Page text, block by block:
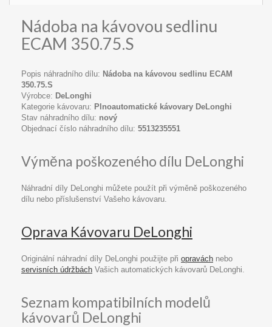
Nádoba na kávovou sedlinu
ECAM 350.75.S
Popis náhradního dílu: Nádoba na kávovou sedlinu ECAM
350.75.S
Výrobce: DeLonghi
Kategorie kávovaru: Plnoautomatické kávovary DeLonghi
Stav náhradního dílu: nový
Objednací číslo náhradního dílu: 5513235551
Výměna poškozeného dílu DeLonghi
Náhradní díly DeLonghi můžete použít při výměně poškozeného
dílu nebo příslušenství Vašeho kávovaru.
Oprava Kávovaru DeLonghi
Originální náhradní díly DeLonghi použijte při opravách nebo
servisních údržbách Vašich automatických kávovarů DeLonghi.
Seznam kompatibilních modelů
kávovarů DeLonghi